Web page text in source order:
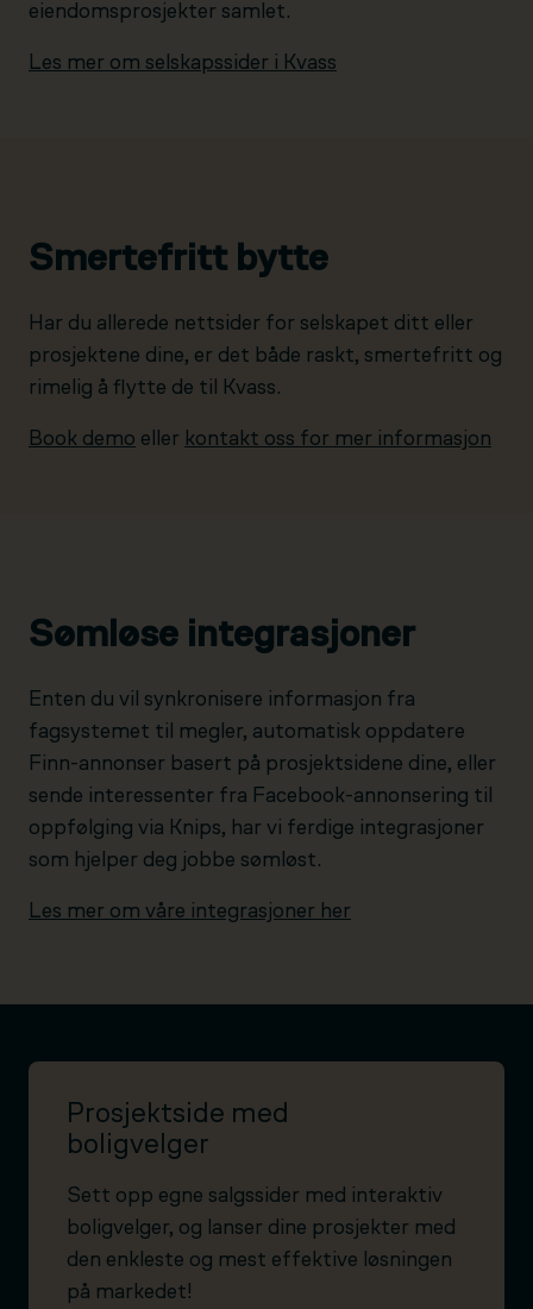
eiendomsprosjekter samlet.
Les mer om selskapssider i Kvass
Smertefritt bytte
Har du allerede nettsider for selskapet ditt eller
prosjektene dine, er det både raskt, smertefritt og
rimelig å flytte de til Kvass.
Book demo eller kontakt oss for mer informasjon
Sømløse integrasjoner
Enten du vil synkronisere informasjon fra
fagsystemet til megler, automatisk oppdatere
Finn-annonser basert på prosjektsidene dine, eller
sende interessenter fra Facebook-annonsering til
oppfølging via Knips, har vi ferdige integrasjoner
som hjelper deg jobbe sømløst.
Les mer om våre integrasjoner her
Prosjektside med
boligvelger
Sett opp egne salgssider med interaktiv
boligvelger, og lanser dine prosjekter med
den enkleste og mest effektive løsningen
på markedet!